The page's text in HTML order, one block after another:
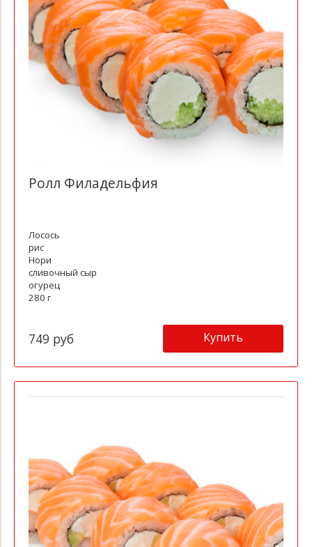
Ролл Филадельфия
Лосось
рис
Нори
сливочный сыр
огурец
280 г
749 руб Купить